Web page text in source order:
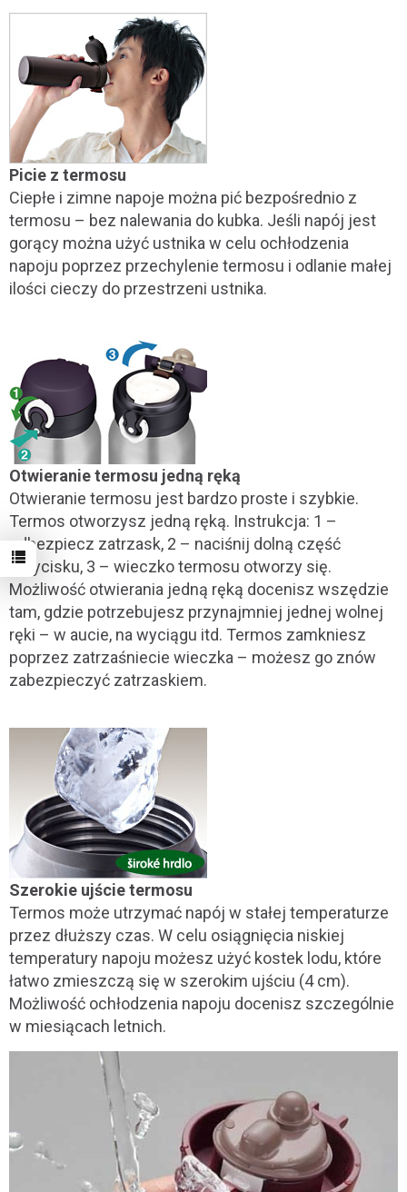
Picie z termosu
Ciepłe i zimne napoje można pić bezpośrednio z
termosu – bez nalewania do kubka. Jeśli napój jest
gorący można użyć ustnika w celu ochłodzenia
napoju poprzez przechylenie termosu i odlanie małej
ilości cieczy do przestrzeni ustnika.
Otwieranie termosu jedną ręką
Otwieranie termosu jest bardzo proste i szybkie.
Termos otworzysz jedną ręką. Instrukcja: 1 –
odbezpiecz zatrzask, 2 – naciśnij dolną część
przycisku, 3 – wieczko termosu otworzy się.
Możliwość otwierania jedną ręką docenisz wszędzie
tam, gdzie potrzebujesz przynajmniej jednej wolnej
ręki – w aucie, na wyciągu itd. Termos zamkniesz
poprzez zatrzaśniecie wieczka – możesz go znów
zabezpieczyć zatrzaskiem.
Szerokie ujście termosu
Termos może utrzymać napój w stałej temperaturze
przez dłuższy czas. W celu osiągnięcia niskiej
temperatury napoju możesz użyć kostek lodu, które
łatwo zmieszczą się w szerokim ujściu (4 cm).
Możliwość ochłodzenia napoju docenisz szczególnie
w miesiącach letnich.